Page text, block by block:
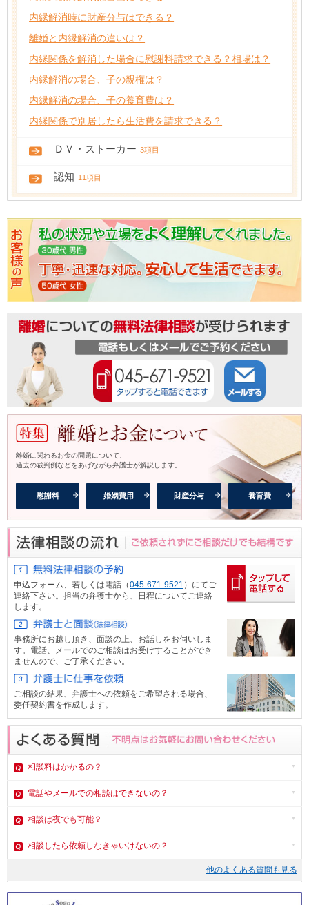
内縁解消時に財産分与はできる？
離婚と内縁解消の違いは？
内縁関係を解消した場合に慰謝料請求できる？相場は？
内縁解消の場合、子の親権は？
内縁解消の場合、子の養育費は？
内縁関係で別居したら生活費を請求できる？
ＤＶ・ストーカー 3項目
認知 11項目
離婚に関わるお金の問題について、
過去の裁判例などをあげながら弁護士が解説します。
慰謝料 婚姻費用 財産分与 養育費
申込フォーム、 若しくは電話（045-671-9521 ）にてご
連絡下さい。担当の弁護士から、日程についてご連絡
します。
事務所にお越し頂き、面談の上、お話しをお伺いしま
す。電話、メールでのご相談はお受けすることができ
ませんので、ご了承ください。
ご相談の結果、弁護士への依頼をご希望される場合、
委任契約書を作成します。
相談料はかかるの？
電話やメールでの相談はできないの？
相談は夜でも可能？
相談したら依頼しなきゃいけないの？
他のよくある質問も見る